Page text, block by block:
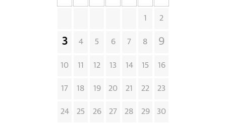
1 2
3 4 5 6 7 8 9
10 11 12 13 14 15 16
17 18 19 20 21 22 23
24 25 26 27 28 29 30